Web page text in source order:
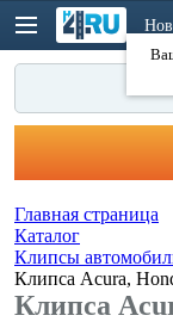
Главная страница
Каталог
Клипсы
Клипса Acura,
Клипса